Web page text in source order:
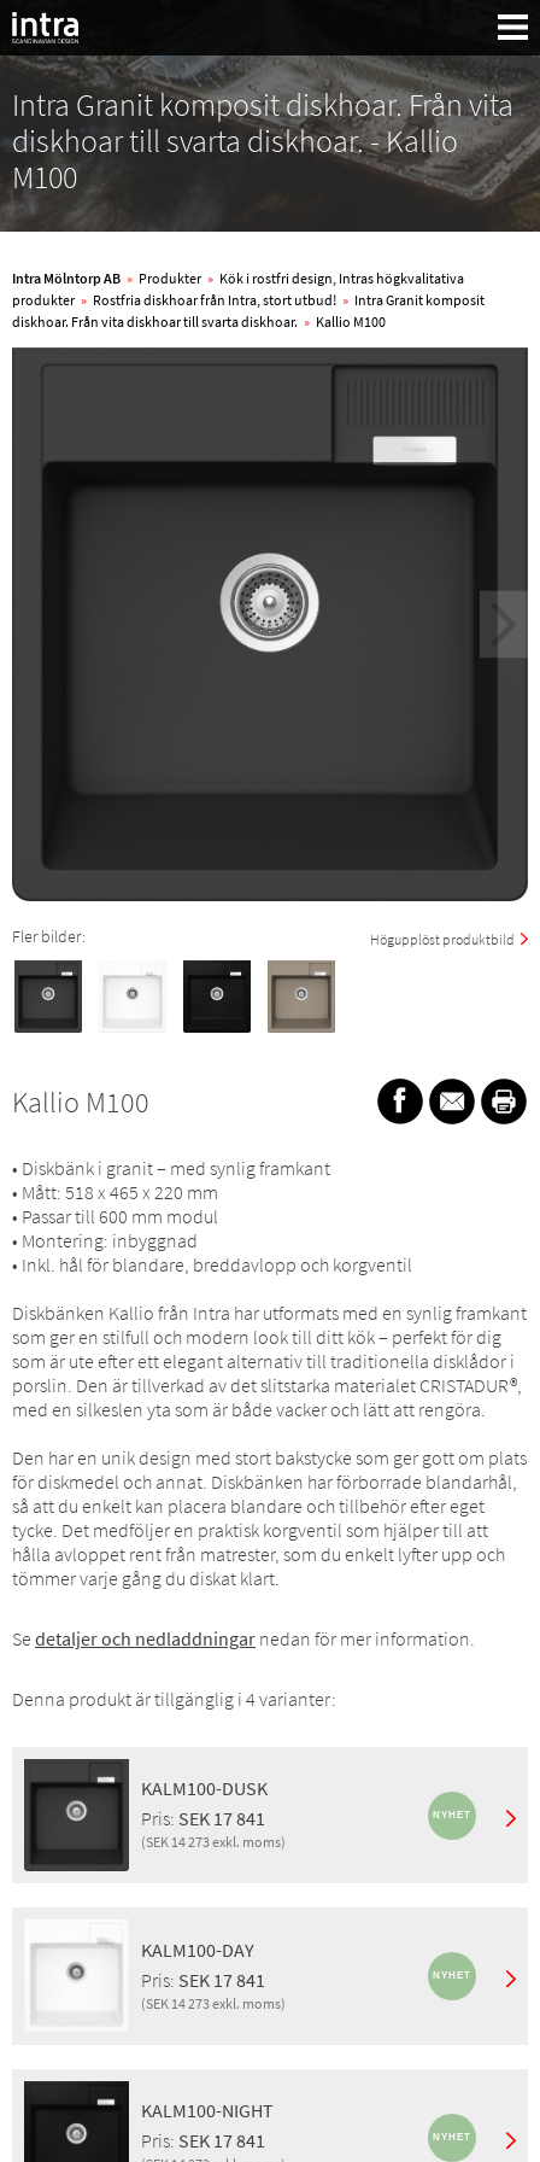
Sök:
Intra Granit komposit diskhoar. Från vita
diskhoar till svarta diskhoar. - Kallio
M100
Intra Mölntorp AB » Produkter » Kök i rostfri design, Intras högkvalitativa
produkter » Rostfria diskhoar från Intra, stort utbud! » Intra Granit komposit
diskhoar. Från vita diskhoar till svarta diskhoar. » Kallio M100
Högupplöst produktbild
Fler bilder:
Kallio M100
• Diskbänk i granit – med synlig framkant
• Mått: 518 x 465 x 220 mm
• Passar till 600 mm modul
• Montering: inbyggnad
• Inkl. hål för blandare, breddavlopp och korgventil
Diskbänken Kallio från Intra har utformats med en synlig framkant
som ger en stilfull och modern look till ditt kök – perfekt för dig
som är ute efter ett elegant alternativ till traditionella disklådor i
porslin. Den är tillverkad av det slitstarka materialet CRISTADUR®,
med en silkeslen yta som är både vacker och lätt att rengöra.
Den har en unik design med stort bakstycke som ger gott om plats
för diskmedel och annat. Diskbänken har förborrade blandarhål,
så att du enkelt kan placera blandare och tillbehör efter eget
tycke. Det medföljer en praktisk korgventil som hjälper till att
hålla avloppet rent från matrester, som du enkelt lyfter upp och
tömmer varje gång du diskat klart.
Se detaljer och nedladdningar nedan för mer information.
Denna produkt är tillgänglig i 4 varianter:
KALM100-DUSK
Pris: SEK 17 841
(SEK 14 273 exkl. moms)
Egenskaper:
EcoRange
Pris inkl. moms: SEK 17 841
Pris exkl. moms: SEK 14 273
KALM100-DAY
Pris: SEK 17 841
(SEK 14 273 exkl. moms)
Montering:
Egenskaper:
EcoRange
Pris inkl. moms: SEK 17 841
KALM100-NIGHT
Pris: SEK 17 841